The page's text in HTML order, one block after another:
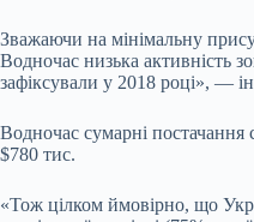
Зважаючи на мінімальну
Водночас низька активність
зафіксували у 2018 році», ―
Водночас сумарні
$780 тис.
«Тож цілком ймовірно, що